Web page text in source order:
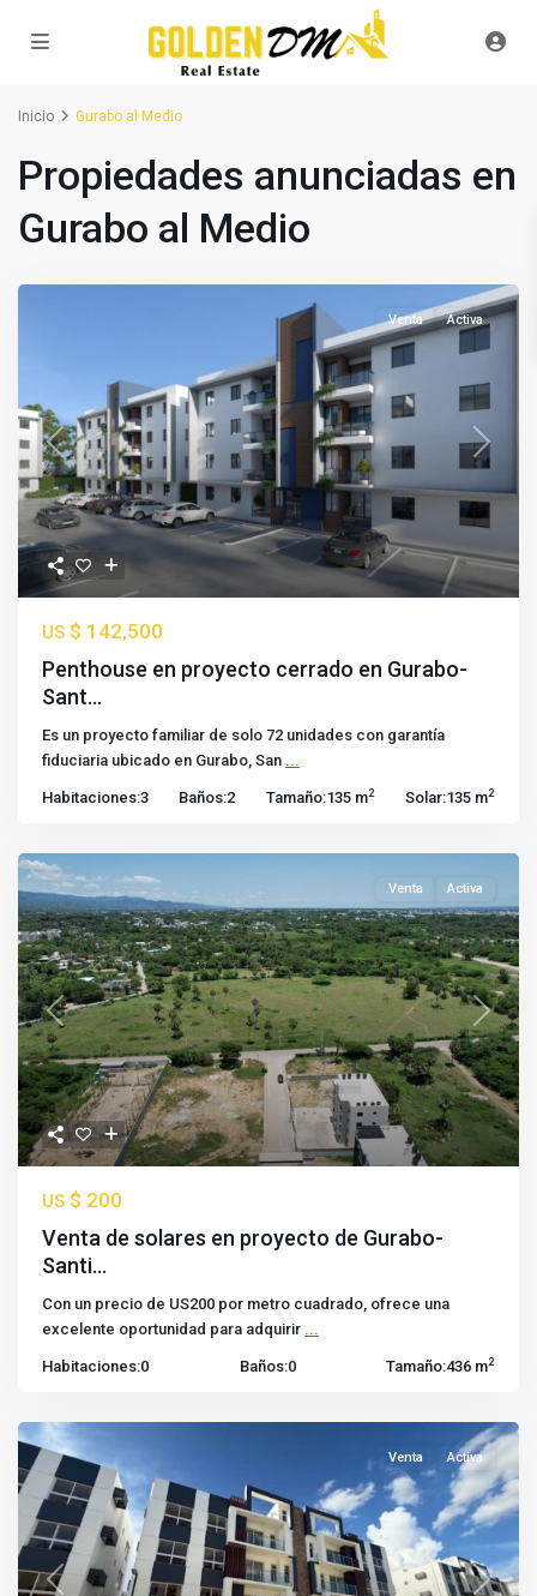
Inicio Gurabo al Medio
Propiedades anunciadas en
Gurabo al Medio
Previous Next
Venta Activa
US $ 142,500
Penthouse en proyecto cerrado en Gurabo-
Sant...
Es un proyecto familiar de solo 72 unidades con garantía
fiduciaria ubicado en Gurabo, San ...
Habitaciones:3 Baños:2 Tamaño:135 m2 Solar:135 m2
Previous Next
Venta Activa
US $ 200
Venta de solares en proyecto de Gurabo-
Santi...
Con un precio de US200 por metro cuadrado, ofrece una
excelente oportunidad para adquirir ...
Habitaciones:0 Baños:0 Tamaño:436 m2
Previous Next
Venta Activa